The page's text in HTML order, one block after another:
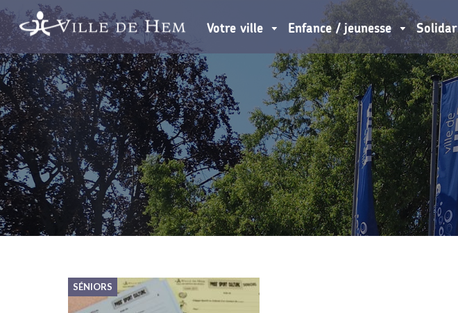
Votre ville Enfance / jeunesse
SÉNIORS